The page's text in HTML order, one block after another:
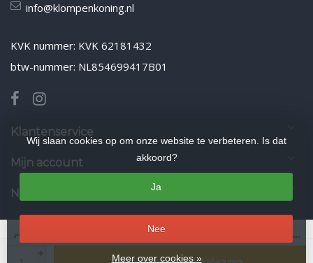
info@klompenkoning.nl
KVK nummer: KVK 62181432
btw-nummer: NL854699417B01
Klantenservice
Mijn account
Nieuwsbrief
Wij slaan cookies op om onze website te verbeteren. Is dat
akkoord?
Ja
Nee
Meer over cookies »
© Copyright 2026 Klompenkoning.nl
- Powered by
Lightspeed